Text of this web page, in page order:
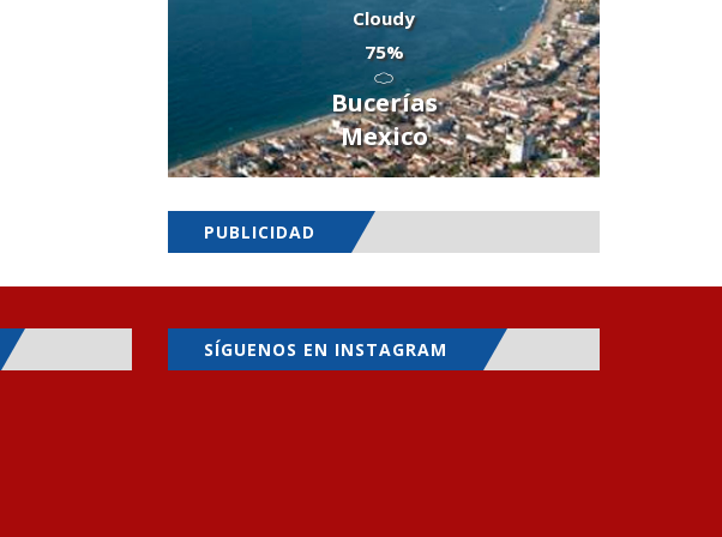
Cloudy
75%
Bucerías
Mexico
PUBLICIDAD
SÍGUENOS EN INSTAGRAM